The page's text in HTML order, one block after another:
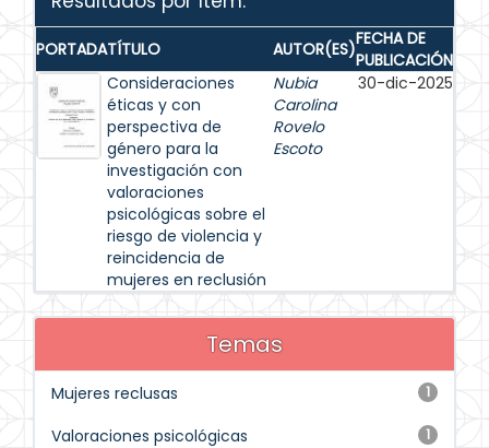
PORTADATÍTULO AUTOR(ES)FECHA DE
PUBLICACIÓN
Consideraciones
éticas y con
perspectiva de
género para la
investigación con
valoraciones
psicológicas sobre el
riesgo de violencia y
reincidencia de
mujeres en reclusión
Nubia
Carolina
Rovelo
Escoto
30-dic-2025
Temas
1
Mujeres reclusas
1
Valoraciones psicológicas